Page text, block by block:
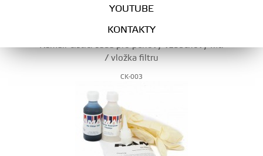
YOUTUBE
KONTAKTY
Ramair čistící sada pro pěnový vzduchový filtr
/ vložka filtru
CK-003